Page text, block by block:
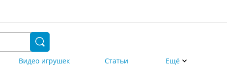
Видео игрушек Статьи Ещё